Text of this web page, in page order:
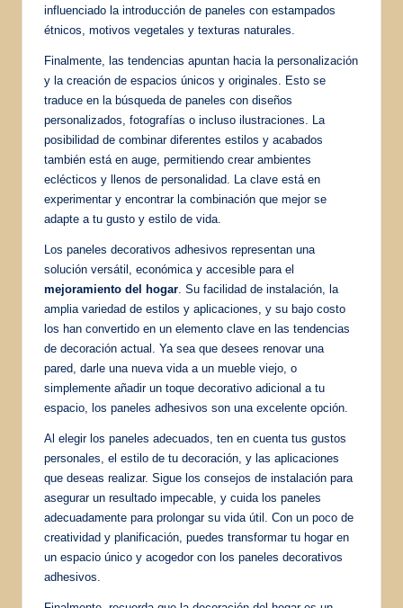
influenciado la introducción de paneles con estampados
étnicos, motivos vegetales y texturas naturales.
Finalmente, las tendencias apuntan hacia la personalización
y la creación de espacios únicos y originales. Esto se
traduce en la búsqueda de paneles con diseños
personalizados, fotografías o incluso ilustraciones. La
posibilidad de combinar diferentes estilos y acabados
también está en auge, permitiendo crear ambientes
eclécticos y llenos de personalidad. La clave está en
experimentar y encontrar la combinación que mejor se
adapte a tu gusto y estilo de vida.
Los paneles decorativos adhesivos representan una
solución versátil, económica y accesible para el
mejoramiento del hogar . Su facilidad de instalación, la
amplia variedad de estilos y aplicaciones, y su bajo costo
los han convertido en un elemento clave en las tendencias
de decoración actual. Ya sea que desees renovar una
pared, darle una nueva vida a un mueble viejo, o
simplemente añadir un toque decorativo adicional a tu
espacio, los paneles adhesivos son una excelente opción.
Al elegir los paneles adecuados, ten en cuenta tus gustos
personales, el estilo de tu decoración, y las aplicaciones
que deseas realizar. Sigue los consejos de instalación para
asegurar un resultado impecable, y cuida los paneles
adecuadamente para prolongar su vida útil. Con un poco de
creatividad y planificación, puedes transformar tu hogar en
un espacio único y acogedor con los paneles decorativos
adhesivos.